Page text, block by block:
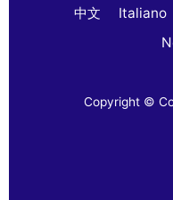
中文
Italiano
Copyright ©